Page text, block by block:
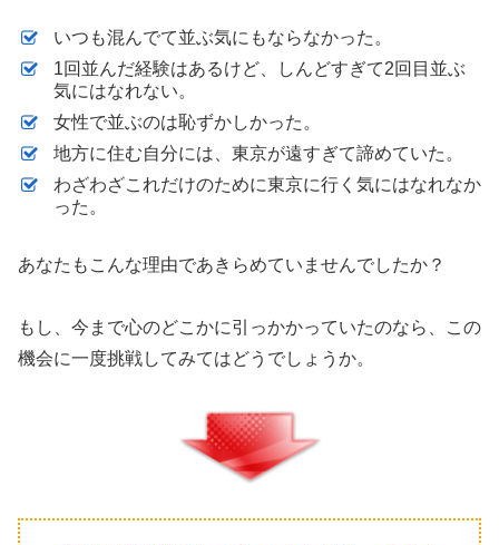
いつも混んでて並ぶ気にもならなかった。
1回並んだ経験はあるけど、しんどすぎて2回目並ぶ
気にはなれない。
女性で並ぶのは恥ずかしかった。
地方に住む自分には、東京が遠すぎて諦めていた。
わざわざこれだけのために東京に行く気にはなれなか
った。
あなたもこんな理由であきらめていませんでしたか？
もし、今まで心のどこかに引っかかっていたのなら、この
機会に一度挑戦してみてはどうでしょうか。